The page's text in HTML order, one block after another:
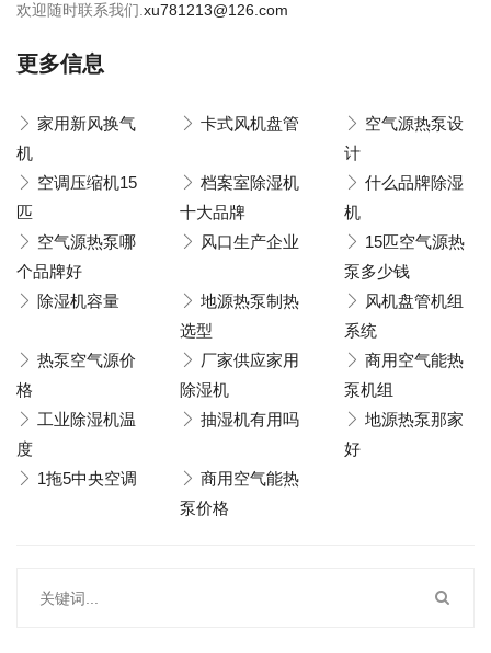
欢迎随时联系我们. xu781213@126.com
更多信息
家用新风换气
机
卡式风机盘管
空气源热泵设
计
空调压缩机15
匹
档案室除湿机
十大品牌
什么品牌除湿
机
空气源热泵哪
个品牌好
风口生产企业
15匹空气源热
泵多少钱
除湿机容量
地源热泵制热
选型
风机盘管机组
系统
热泵空气源价
格
厂家供应家用
除湿机
商用空气能热
泵机组
工业除湿机温
度
抽湿机有用吗
地源热泵那家
好
1拖5中央空调
商用空气能热
泵价格